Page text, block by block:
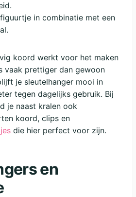
in combinatie met een
koord werkt voor het maken
vaak prettiger dan gewoon
je sleutelhanger mooi in
tegen dagelijks gebruik. Bij
je naast kralen ook
koord, clips en
die hier perfect voor zijn.
en